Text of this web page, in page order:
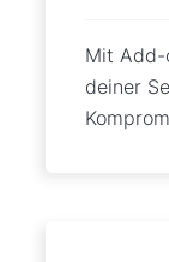
Mit Add-
deiner